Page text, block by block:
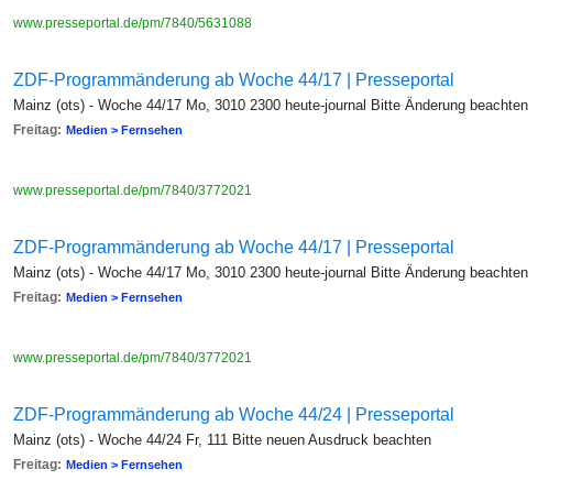
www.presseportal.de/pm/7840/5631088
ZDF-Programmänderung ab Woche 44/17 | Presseportal
Mainz (ots) - Woche 44/17 Mo, 3010 2300 heute-journal Bitte Änderung beachten
Freitag: Medien > Fernsehen
www.presseportal.de/pm/7840/3772021
ZDF-Programmänderung ab Woche 44/17 | Presseportal
Mainz (ots) - Woche 44/17 Mo, 3010 2300 heute-journal Bitte Änderung beachten
Freitag: Medien > Fernsehen
www.presseportal.de/pm/7840/3772021
ZDF-Programmänderung ab Woche 44/24 | Presseportal
Mainz (ots) - Woche 44/24 Fr, 111 Bitte neuen Ausdruck beachten
Freitag: Medien > Fernsehen